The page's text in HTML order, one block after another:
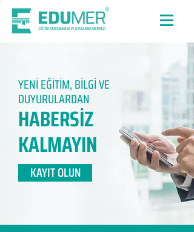
YENİ EĞİTİM, BİLGİ VE
DUYURULARDAN
HABERSİZ
KALMAYIN​
KAYIT OLUN